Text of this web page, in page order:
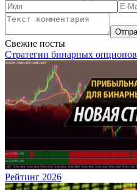
Свежие посты
Стратегии бинарных опционов
Рейтинг 2026